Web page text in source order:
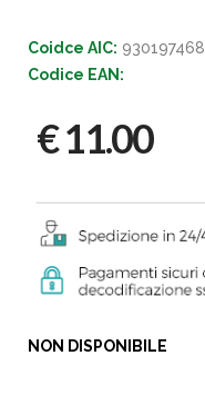
Coidce AIC: 930197468
Codice EAN:
€ 11.00
NON DISPONIBILE